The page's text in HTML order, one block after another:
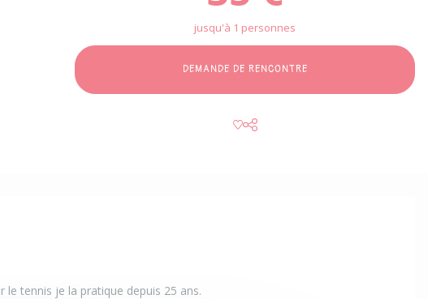
jusqu'à 1 personnes
DEMANDE DE RENCONTRE
le tennis je la pratique depuis 25 ans.